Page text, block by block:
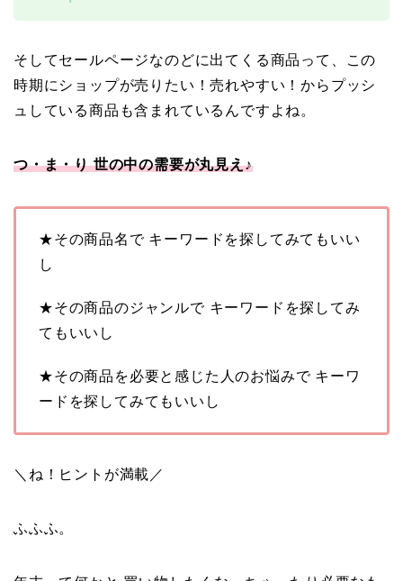
そしてセールページなのどに出てくる商品って、この
時期にショップが売りたい！売れやすい！からプッシ
ュしている商品も含まれているんですよね。
つ・ま・り 世の中の需要が丸見え♪
★その商品名で キーワードを探してみてもいい
し
★その商品のジャンルで キーワードを探してみ
てもいいし
★その商品を必要と感じた人のお悩みで キーワ
ードを探してみてもいいし
＼ね！ヒントが満載／
ふふふ。